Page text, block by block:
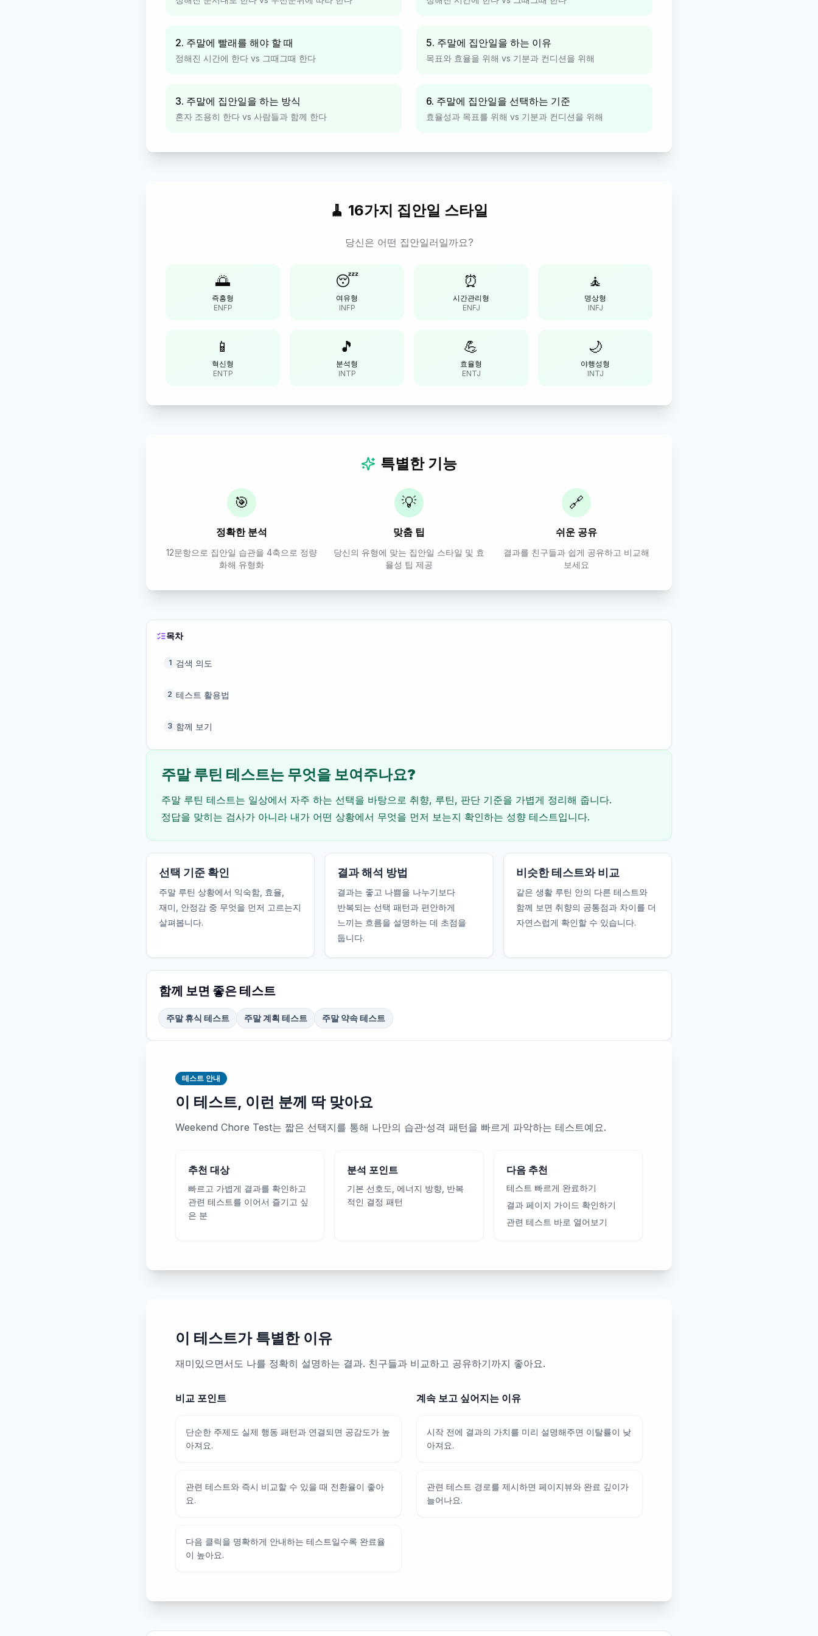
2. 주말에 빨래를 해야 할 때
정해진 시간에 한다 vs 그때그때 한다
3. 주말에 집안일을 하는 방식
혼자 조용히 한다 vs 사람들과 함께 한다
5. 주말에 집안일을 하는 이유
목표와 효율을 위해 vs 기분과 컨디션을 위해
6. 주말에 집안일을 선택하는 기준
효율성과 목표를 위해 vs 기분과 컨디션을 위해
🧹 16가지 집안일 스타일
당신은 어떤 집안일러일까요?
🌅
즉흥형
ENFP
😴
여유형
INFP
⏰
시간관리형
ENFJ
🧘
명상형
INFJ
📱
혁신형
ENTP
🎵
분석형
INTP
💪
효율형
ENTJ
🌙
야행성형
INTJ
특별한 기능
🎯
정확한 분석
12문항으로 집안일 습관을 4축으로 정량
화해 유형화
💡
맞춤 팁
당신의 유형에 맞는 집안일 스타일 및 효
율성 팁 제공
🔗
쉬운 공유
결과를 친구들과 쉽게 공유하고 비교해
보세요
목차
1 검색 의도
2 테스트 활용법
3 함께 보기
주말 루틴 테스트는 무엇을 보여주나요?
주말 루틴 테스트는 일상에서 자주 하는 선택을 바탕으로 취향, 루틴, 판단 기준을 가볍게 정리해 줍니다.
정답을 맞히는 검사가 아니라 내가 어떤 상황에서 무엇을 먼저 보는지 확인하는 성향 테스트입니다.
선택 기준 확인
주말 루틴 상황에서 익숙함, 효율,
재미, 안정감 중 무엇을 먼저 고르는지
살펴봅니다.
결과 해석 방법
결과는 좋고 나쁨을 나누기보다
반복되는 선택 패턴과 편안하게
느끼는 흐름을 설명하는 데 초점을
둡니다.
비슷한 테스트와 비교
같은 생활 루틴 안의 다른 테스트와
함께 보면 취향의 공통점과 차이를 더
자연스럽게 확인할 수 있습니다.
함께 보면 좋은 테스트
주말 휴식 테스트 주말 계획 테스트 주말 약속 테스트
테스트 안내
이 테스트, 이런 분께 딱 맞아요
Weekend Chore Test는 짧은 선택지를 통해 나만의 습관·성격 패턴을 빠르게 파악하는 테스트예요.
추천 대상
빠르고 가볍게 결과를 확인하고
관련 테스트를 이어서 즐기고 싶
은 분
분석 포인트
기본 선호도, 에너지 방향, 반복
적인 결정 패턴
다음 추천
테스트 빠르게 완료하기
결과 페이지 가이드 확인하기
관련 테스트 바로 열어보기
이 테스트가 특별한 이유
재미있으면서도 나를 정확히 설명하는 결과. 친구들과 비교하고 공유하기까지 좋아요.
비교 포인트
단순한 주제도 실제 행동 패턴과 연결되면 공감도가 높
아져요.
관련 테스트와 즉시 비교할 수 있을 때 전환율이 좋아
요.
다음 클릭을 명확하게 안내하는 테스트일수록 완료율
이 높아요.
계속 보고 싶어지는 이유
시작 전에 결과의 가치를 미리 설명해주면 이탈률이 낮
아져요.
관련 테스트 경로를 제시하면 페이지뷰와 완료 깊이가
늘어나요.